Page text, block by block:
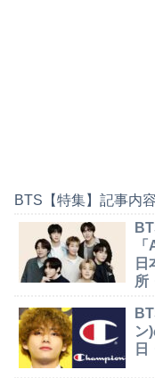
BTS【特集】記事内
日
所
ン
日